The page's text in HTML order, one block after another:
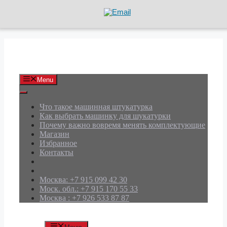
Menu
Что такое машинная штукатурка
Как выбрать машинку для шукатурки
Почему важно вовремя менять комплектующие
Магазин
Избранное
Контакты
Москва: +7 915 099 42 30
Моск. обл.: +7 915 170 55 33
Москва : +7 926 533 87 87